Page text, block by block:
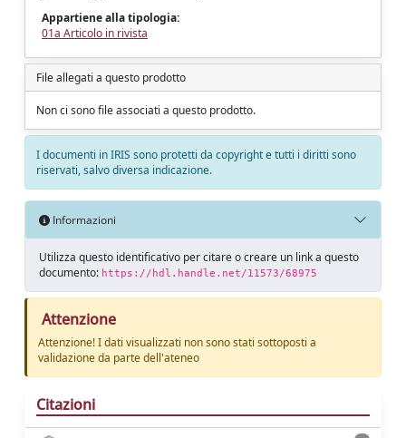
Appartiene alla tipologia:
01a Articolo in rivista
File allegati a questo prodotto
Non ci sono file associati a questo prodotto.
I documenti in IRIS sono protetti da copyright e tutti i diritti sono
riservati, salvo diversa indicazione.
Informazioni
Utilizza questo identificativo per citare o creare un link a questo
documento: https://hdl.handle.net/11573/68975
Attenzione
Attenzione! I dati visualizzati non sono stati sottoposti a
validazione da parte dell'ateneo
Citazioni